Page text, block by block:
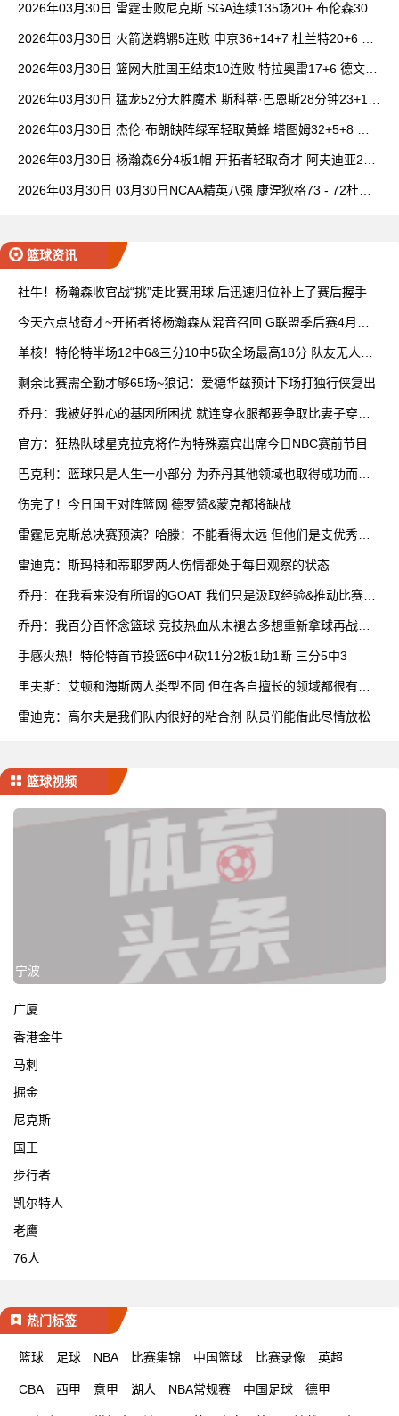
2026年03月30日 雷霆击败尼克斯 SGA连续135场20+ 布伦森30分
2026年03月30日 火箭送鹈鹕5连败 申京36+14+7 杜兰特20+6 锡
2026年03月30日 篮网大胜国王结束10连败 特拉奥雷17+6 德文·
2026年03月30日 猛龙52分大胜魔术 斯科蒂·巴恩斯28分钟23+15
2026年03月30日 杰伦·布朗缺阵绿军轻取黄蜂 塔图姆32+5+8 普
2026年03月30日 杨瀚森6分4板1帽 开拓者轻取奇才 阿夫迪亚20+
2026年03月30日 03月30日NCAA精英八强 康涅狄格73 - 72杜克
篮球资讯
社牛！杨瀚森收官战“挑”走比赛用球 后迅速归位补上了赛后握手
今天六点战奇才~开拓者将杨瀚森从混音召回 G联盟季后赛4月开
单核！特伦特半场12中6&三分10中5砍全场最高18分 队友无人上
剩余比赛需全勤才够65场~狼记：爱德华兹预计下场打独行侠复出
乔丹：我被好胜心的基因所困扰 就连穿衣服都要争取比妻子穿得
官方：狂热队球星克拉克将作为特殊嘉宾出席今日NBC赛前节目
巴克利：篮球只是人生一小部分 为乔丹其他领域也取得成功而自
伤完了！今日国王对阵篮网 德罗赞&蒙克都将缺战
雷霆尼克斯总决赛预演？哈滕：不能看得太远 但他们是支优秀球
雷迪克：斯玛特和蒂耶罗两人伤情都处于每日观察的状态
乔丹：在我看来没有所谓的GOAT 我们只是汲取经验&推动比赛发
乔丹：我百分百怀念篮球 竞技热血从未褪去多想重新拿球再战一
手感火热！特伦特首节投篮6中4砍11分2板1助1断 三分5中3
里夫斯：艾顿和海斯两人类型不同 但在各自擅长的领域都很有效
雷迪克：高尔夫是我们队内很好的粘合剂 队员们能借此尽情放松
篮球视频
宁波
广厦
香港金牛
马刺
掘金
尼克斯
国王
步行者
凯尔特人
老鹰
76人
热门标签
篮球 足球 NBA 比赛集锦 中国篮球 比赛录像 英超
CBA 西甲 意甲 湖人 NBA常规赛 中国足球 德甲